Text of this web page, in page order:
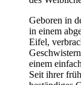
Geboren in
in einem
Eifel,
einem
Seit ihrer